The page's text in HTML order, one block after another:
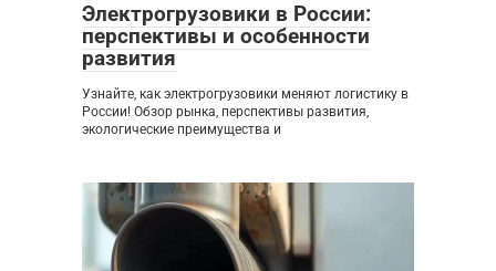
Электрогрузовики в России:
перспективы и особенности
развития
Узнайте, как электрогрузовики меняют логистику в
России! Обзор рынка, перспективы развития,
экологические преимущества и